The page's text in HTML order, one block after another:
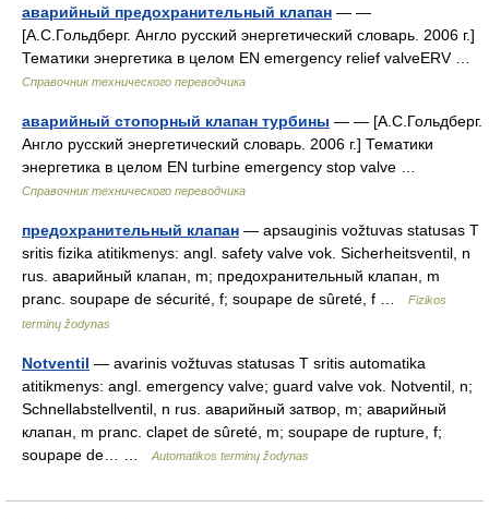
аварийный предохранительный клапан — —
[А.С.Гольдберг. Англо русский энергетический словарь. 2006 г.]
Тематики энергетика в целом EN emergency relief valveERV …
Справочник технического переводчика
аварийный стопорный клапан турбины — — [А.С.Гольдберг.
Англо русский энергетический словарь. 2006 г.] Тематики
энергетика в целом EN turbine emergency stop valve …
Справочник технического переводчика
предохранительный клапан — apsauginis vožtuvas statusas T
sritis fizika atitikmenys: angl. safety valve vok. Sicherheitsventil, n
rus. аварийный клапан, m; предохранительный клапан, m
pranc. soupape de sécurité, f; soupape de sûreté, f …
Fizikos
terminų žodynas
Notventil — avarinis vožtuvas statusas T sritis automatika
atitikmenys: angl. emergency valve; guard valve vok. Notventil, n;
Schnellabstellventil, n rus. аварийный затвор, m; аварийный
клапан, m pranc. clapet de sûreté, m; soupape de rupture, f;
soupape de… …
Automatikos terminų žodynas